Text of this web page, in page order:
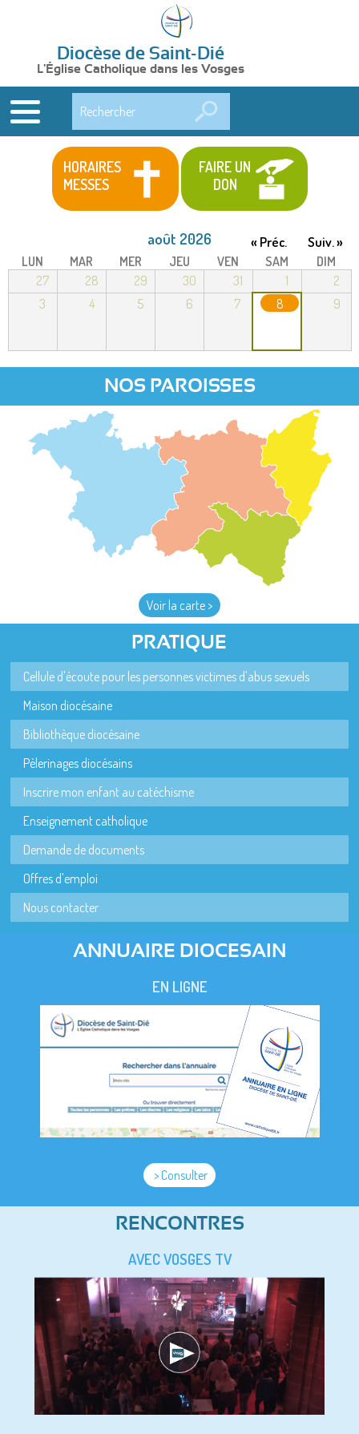
Diocèse de Saint-Dié
L'Église Catholique dans les Vosges
HORAIRES
MESSES
FAIRE UN
DON
août 2026 « Préc. Suiv. »
LUN MAR MER JEU VEN SAM
DIM
27
28 29 30 31 1
2
3
4 5 6 7 8 9
NOS PAROISSES
Voir la carte >
PRATIQUE
Cellule d'écoute pour les personnes victimes d'abus sexuels
Maison diocésaine
Bibliothèque diocésaine
Pèlerinages diocésains
Inscrire mon enfant au catéchisme
Enseignement catholique
Demande de documents
Offres d'emploi
Nous contacter
ANNUAIRE DIOCESAIN
EN LIGNE
> Consulter
RENCONTRES
AVEC VOSGES TV